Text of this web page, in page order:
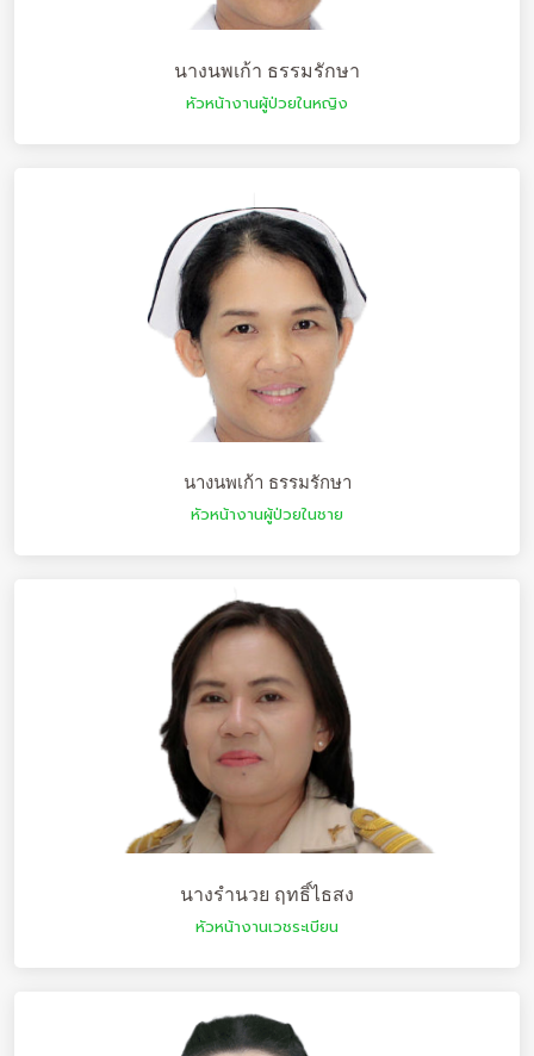
นางนพเก้า ธรรมรักษา
หัวหน้างานผู้ป่วยในหญิง
นางนพเก้า ธรรมรักษา
หัวหน้างานผู้ป่วยในชาย
นางรำนวย ฤทธิ์ไธสง
หัวหน้างานเวชระเบียน